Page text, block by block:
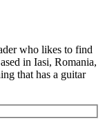
who likes to find
in Iasi, Romania,
that has a guitar